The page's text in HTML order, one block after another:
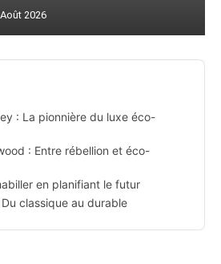
2026
: La pionnière du luxe éco-
: Entre rébellion et éco-
en planifiant le futur
classique au durable